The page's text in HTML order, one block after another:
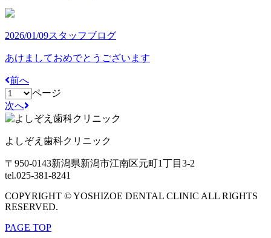
2026/01/09スタッフブログ
あけましておめでとうございます
前へ
ページ
次へ
よしぞえ歯科クリニック
〒950-0143新潟県新潟市江南区元町1丁目3-2
tel.025-381-8241
COPYRIGHT © YOSHIZOE DENTAL CLINIC ALL RIGHTS
RESERVED.
PAGE TOP